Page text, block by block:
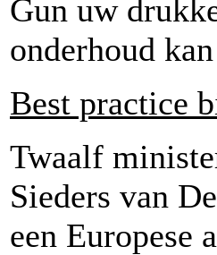
Gun uw
onderhoud
Best practice
Twaalf
Sieders van
een Europese